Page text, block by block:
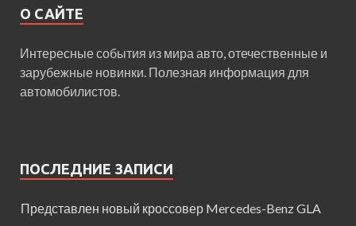
О САЙТЕ
Интересные события из мира авто, отечественные и
зарубежные новинки. Полезная информация для
автомобилистов.
ПОСЛЕДНИЕ ЗАПИСИ
Представлен новый кроссовер Mercedes-Benz GLA